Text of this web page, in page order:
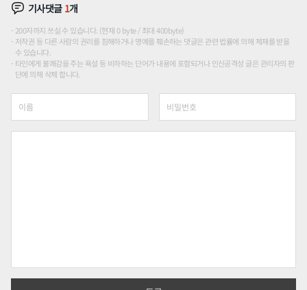
기사댓글 1개
200자까지 쓰실 수 있습니다. (현재 0 byte / 최대 400byte)
저작권 등 다른 사람의 권리를 침해하거나 명예를 훼손하는 댓글은 관련 법률에 의해 제재를 받을
수 있습니다.
타인에게 불쾌감을 주는 욕설 등 비하하는 단어가 내용에 포함되거나 인신공격성 글은 관리자의 판
단에 의해 삭제 합니다.